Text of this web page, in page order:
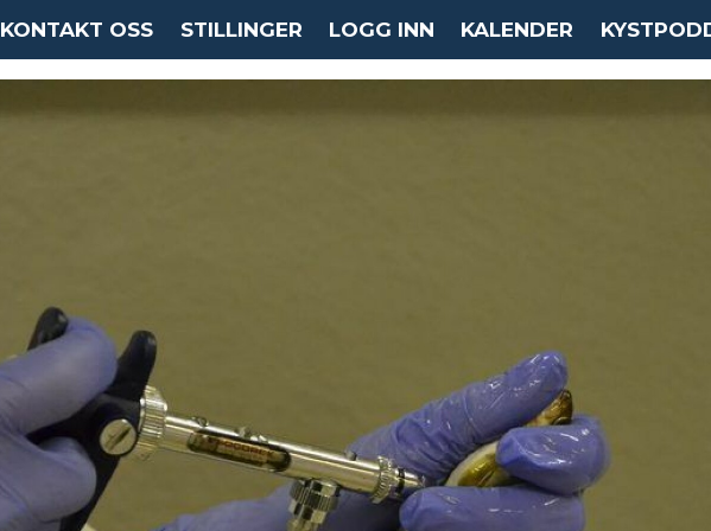
KONTAKT OSS STILLINGER LOGG INN KALENDER